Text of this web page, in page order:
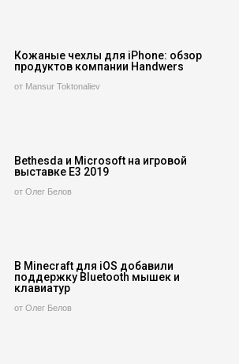
Кожаные чехлы для iPhone: обзор
продуктов компании Handwers
от Mansur Toktonaliev
Bethesda и Microsoft на игровой
выставке E3 2019
от Олег Белов
В Minecraft для iOS добавили
поддержку Bluetooth мышек и
клавиатур
от Олег Белов